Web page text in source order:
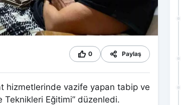
0 Paylaş
hizmetlerinde vazife yapan tabip ve
Teknikleri Eğitimi” düzenledi.